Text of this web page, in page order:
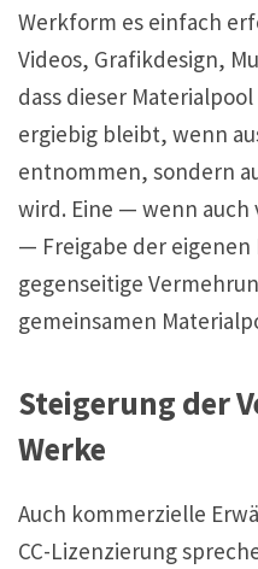
Werkform es einfach
Videos, Grafikdesign,
dass dieser
ergiebig bleibt, wenn
entnommen, sondern
wird. Eine — wenn
— Freigabe der
gegenseitige
gemeinsamen
Steigerung der
Werke
Auch kommerzielle
CC-Lizenzierung